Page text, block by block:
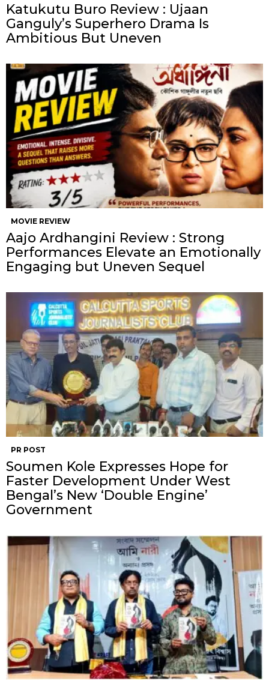
Katukutu Buro Review : Ujaan
Ganguly’s Superhero Drama Is
Ambitious But Uneven
MOVIE REVIEW
Aajo Ardhangini Review : Strong
Performances Elevate an Emotionally
Engaging but Uneven Sequel
PR POST
Soumen Kole Expresses Hope for
Faster Development Under West
Bengal’s New ‘Double Engine’
Government